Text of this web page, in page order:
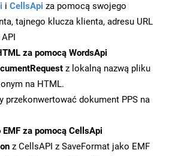
i CellsApi za pomocą swojego
tajnego klucza klienta, adresu URL
za pomocą WordsApi
z lokalną nazwą pliku
na HTML.
przekonwertować dokument PPS na
za pomocą CellsApi
z CellsAPI z SaveFormat jako EMF